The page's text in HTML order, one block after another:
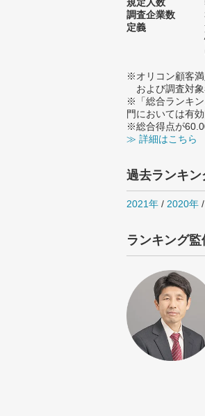
調査企業数
定義
※オリコン顧客満
および調査対象
※「総合ランキン
門においては有
※総合得点が
≫ 詳細はこちら
過去ランキン
2021年 / 2020年 /
ランキング監